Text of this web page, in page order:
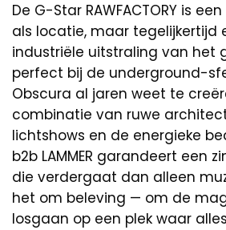
De G-Star RAWFACTORY is
als locatie, maar tegelijkertijd
industriële uitstraling van het
perfect bij de underground-
Obscura al jaren weet te
combinatie van ruwe
lichtshows en de energieke
b2b LAMMER garandeert een
die verdergaat dan alleen
het om beleving — om de
losgaan op een plek waar